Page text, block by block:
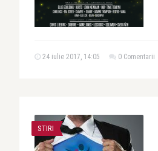
24 iulie 2017, 14:05 0 Comentarii
STIRI